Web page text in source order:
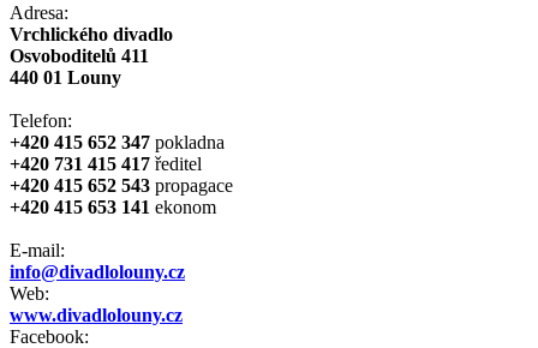
Adresa:
Vrchlického divadlo
Osvoboditelů 411
440 01 Louny
Telefon:
+420 415 652 347 pokladna
+420 731 415 417 ředitel
+420 415 652 543 propagace
+420 415 653 141 ekonom
E-mail:
info@divadlolouny.cz
Web:
www.divadlolouny.cz
Facebook: